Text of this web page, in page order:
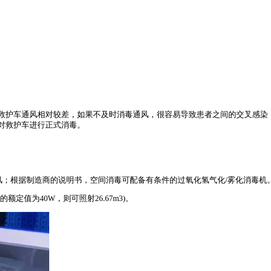
车通风相对较差，如果不及时消毒通风，很容易导致患者之间的交叉感
救护车进行正式消毒。
根据制造商的说明书，空间消毒可配备有条件的过氧化氢气化/雾化消毒机。
定值为40W，则可照射26.67m3)。